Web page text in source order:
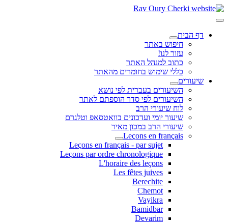
דף הבית
חיפוש באתר
עזור לנו!
כתוב למנהל האתר
כללי שימוש בחומרים מהאתר
שיעורים
השיעורים בעברית לפי נושא
השיעורים לפי סדר הוספתם לאתר
לוח שיעורי הרב
שיעור יומי ועדכונים בוואטסאפ וטלגרם
שיעורי הרב במכון מאיר
Leçons en français
Leçons en français - par sujet
Leçons par ordre chronologique
L'horaire des leçons
Les fêtes juives
Berechite
Chemot
Vayikra
Bamidbar
Devarim